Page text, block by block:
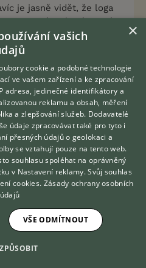
je jasně vidět, že loga
na papír nakopírovaná.
adresu, nějakou si
fotku nějakého domu se
(pokud vůbec existuje
kvůli pár korunám,
speciální přepravku
kilometrů na letiště,
jen aby někomu v ČR
by to ještě dotoval
platit na WU a ne na
dlouho
kdo jim peníze pošle,
nesvéprávný milionář a
hlídat.
Hledáte zvířecího kamaráda?
Zdarma vám poradí
VETERINÁŘ ONLINE
KONZULTOVAT S
VETERINÁŘEM
×
vašich
cookie a podobné technologie
ve vašem zařízení a ke zpracování
adresa, jedinečné identifikátory a
reklamu a obsah, měření
a zlepšování služeb. Dodavatelé
údaje zpracovávat také pro tyto i
přesných údajů o geolokaci a
se vztahují pouze na tento web.
souhlasu spoléhat na oprávněný
v Nastavení reklamy. Svůj souhlas
cookies. Zásady ochrany osobních
údajů
VŠE ODMÍTNOUT